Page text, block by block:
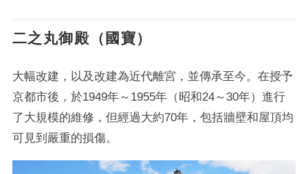
二之丸御殿（國寶）
大幅改建，以及改建為近代離宮，並傳承至今。在授予
京都市後，於1949年～1955年（昭和24～30年）進行
了大規模的維修，但經過大約70年，包括牆壁和屋頂均
可見到嚴重的損傷。